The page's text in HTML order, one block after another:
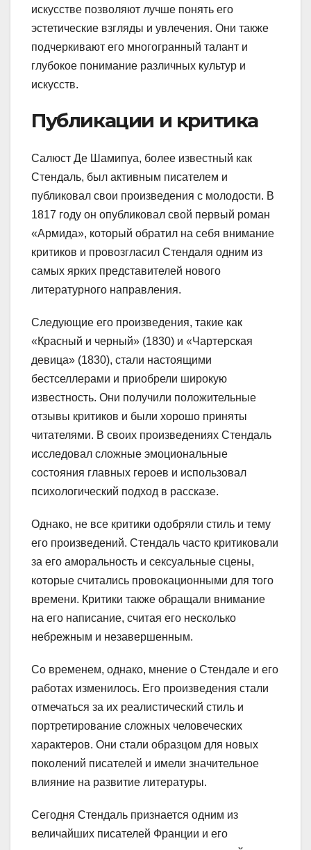
искусстве позволяют лучше понять его
эстетические взгляды и увлечения. Они также
подчеркивают его многогранный талант и
глубокое понимание различных культур и
искусств.
Публикации и критика
Салюст Де Шамипуа, более известный как
Стендаль, был активным писателем и
публиковал свои произведения с молодости. В
1817 году он опубликовал свой первый роман
«Армида», который обратил на себя внимание
критиков и провозгласил Стендаля одним из
самых ярких представителей нового
литературного направления.
Следующие его произведения, такие как
«Красный и черный» (1830) и «Чартерская
девица» (1830), стали настоящими
бестселлерами и приобрели широкую
известность. Они получили положительные
отзывы критиков и были хорошо приняты
читателями. В своих произведениях Стендаль
исследовал сложные эмоциональные
состояния главных героев и использовал
психологический подход в рассказе.
Однако, не все критики одобряли стиль и тему
его произведений. Стендаль часто критиковали
за его аморальность и сексуальные сцены,
которые считались провокационными для того
времени. Критики также обращали внимание
на его написание, считая его несколько
небрежным и незавершенным.
Со временем, однако, мнение о Стендале и его
работах изменилось. Его произведения стали
отмечаться за их реалистический стиль и
портретирование сложных человеческих
характеров. Они стали образцом для новых
поколений писателей и имели значительное
влияние на развитие литературы.
Сегодня Стендаль признается одним из
величайших писателей Франции и его